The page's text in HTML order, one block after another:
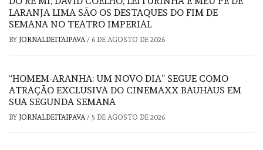
LARANJA LIMA SÃO OS DESTAQUES DO FIM DE
SEMANA NO TEATRO IMPERIAL
BY JORNALDEITAIPAVA/ 6 DE AGOSTO DE 2026
“HOMEM-ARANHA: UM NOVO DIA” SEGUE COMO
ATRAÇÃO EXCLUSIVA DO CINEMAXX BAUHAUS EM
SUA SEGUNDA SEMANA
BY JORNALDEITAIPAVA/ 5 DE AGOSTO DE 2026